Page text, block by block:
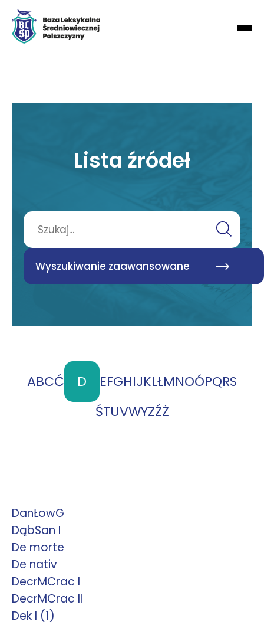
Lista źródeł
Wyszukiwanie zaawansowane
ABCĆ D EFGHIJKLŁMNOÓPQRS
ŚTUVWYZŹŻ
DanŁowG
DąbSan I
De morte
De nativ
DecrMCrac I
DecrMCrac II
Dek I (1)